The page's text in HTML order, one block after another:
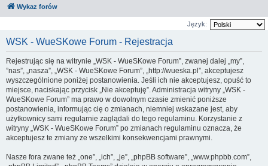
Wykaz forów
Język:
WSK - WueSKowe Forum - Rejestracja
Rejestrując się na witrynie „WSK - WueSKowe Forum”, zwanej dalej „my”,
”nas”, „nasza”, „WSK - WueSKowe Forum”, „http://wueska.pl”, akceptujesz
wyszczególnione poniżej postanowienia. Jeśli ich nie akceptujesz, opuść to
miejsce, naciskając przycisk „Nie akceptuję”. Administracja witryny „WSK -
WueSKowe Forum” ma prawo w dowolnym czasie zmienić poniższe
postanowienia, informując cię o zmianach, niemniej wskazane jest, aby
użytkownicy sami regularnie zaglądali do tego regulaminu. Korzystanie z
witryny „WSK - WueSKowe Forum” po zmianach regulaminu oznacza, że
akceptujesz te zmiany ze wszelkimi konsekwencjami prawnymi.
Nasze fora zwane też „one”, „ich”, „je”, „phpBB software”, „www.phpbb.com”,